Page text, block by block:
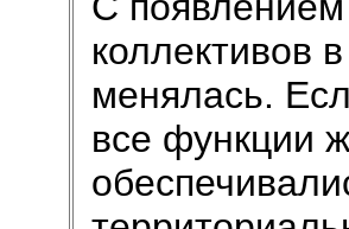
коллективов
менялась.
все функции